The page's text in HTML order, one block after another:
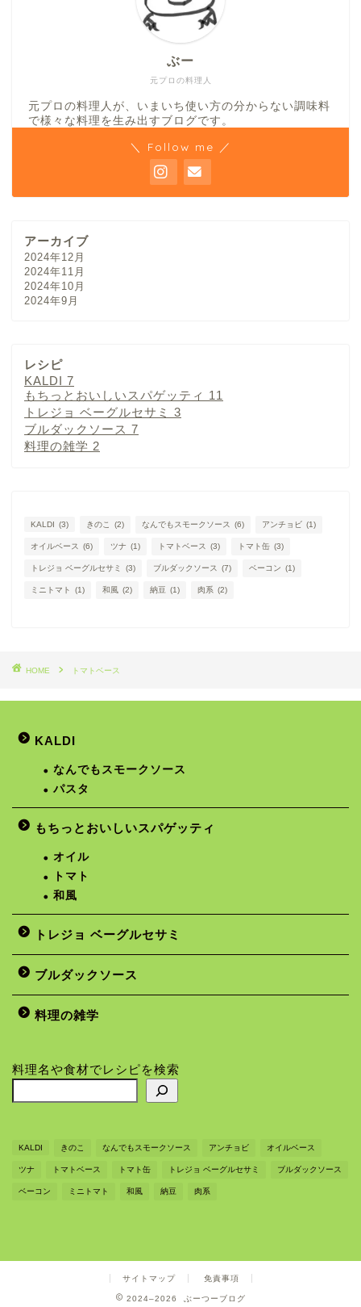
元プロの料理人
ぶー
元プロの料理人が、いまいち使い方の分からない調味料
で様々な料理を生み出すブログです。
＼ Follow me ／
アーカイブ
2024年12月
2024年11月
2024年10月
2024年9月
レシピ
KALDI 7
もちっとおいしいスパゲッティ 11
トレジョ ベーグルセサミ 3
ブルダックソース 7
料理の雑学 2
KALDI (3) きのこ (2) なんでもスモークソース (6) アンチョビ (1)
オイルベース (6) ツナ (1) トマトベース (3) トマト缶 (3)
トレジョ ベーグルセサミ (3) ブルダックソース (7) ベーコン (1)
ミニトマト (1) 和風 (2) 納豆 (1) 肉系 (2)
HOME トマトベース
KALDI
なんでもスモークソース
パスタ
もちっとおいしいスパゲッティ
オイル
トマト
和風
トレジョ ベーグルセサミ
ブルダックソース
料理の雑学
料理名や食材でレシピを検索
KALDI きのこ なんでもスモークソース アンチョビ オイルベース
ツナ トマトベース トマト缶 トレジョ ベーグルセサミ ブルダックソース
ベーコン ミニトマト 和風 納豆 肉系
サイトマップ 免責事項
2024–2026 ぶーつーブログ